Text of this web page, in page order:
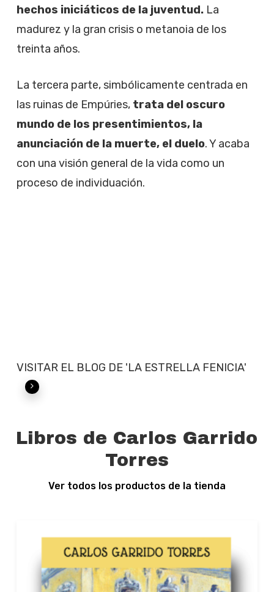
hechos iniciáticos de la juventud. La
madurez y la gran crisis o metanoia de los
treinta años.
La tercera parte, simbólicamente centrada en
las ruinas de Empúries, trata del oscuro
mundo de los presentimientos, la
anunciación de la muerte, el duelo. Y acaba
con una visión general de la vida como un
proceso de individuación.
VISITAR EL BLOG DE 'LA ESTRELLA FENICIA'
Libros de Carlos Garrido
Torres
Ver todos los productos de la tienda